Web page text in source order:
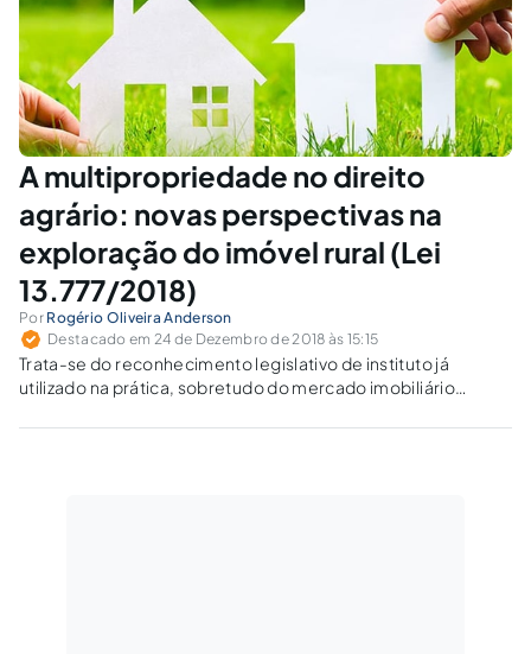
A multipropriedade no direito
agrário: novas perspectivas na
exploração do imóvel rural (Lei
13.777/2018)
Por Rogério Oliveira Anderson
Destacado em 24 de Dezembro de 2018 às 15:15
Trata-se do reconhecimento legislativo de instituto já
utilizado na prática, sobretudo do mercado imobiliário
sharing, ou sistema de propriedade por tempo